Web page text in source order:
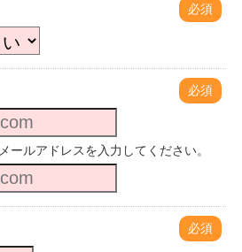
必須
必須
ールアドレスを入力してください。
必須